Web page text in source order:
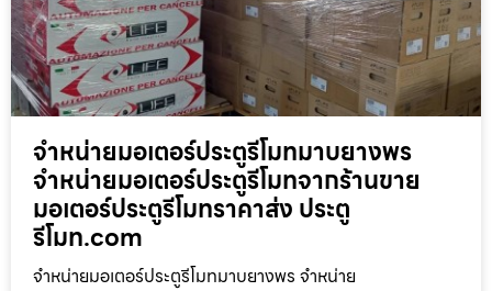
จำหน่ายมอเตอร์ประตูรีโมทมาบยางพร
จำหน่ายมอเตอร์ประตูรีโมทจากร้านขาย
มอเตอร์ประตูรีโมทราคาส่ง ประตู
รีโมท.com
จำหน่ายมอเตอร์ประตูรีโมทมาบยางพร จำหน่าย